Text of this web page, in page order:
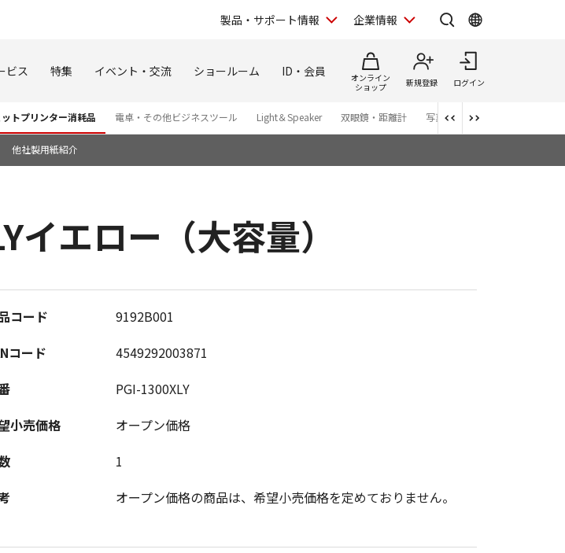
製品・サポート情報 企業情報
ビス 特集 イベント・交流 ショールーム ID・会員
オンライン
ショップ
新規登録 ログイン
トプリンター消耗品 電卓・その他ビジネスツール Light＆Speaker 双眼鏡・距離計 写真集 アプリ・ソフトウエ
他社製用紙紹介
エロー（大容量）
コード
9192B001
コード
4549292003871
PGI-1300XLY
小売価格
オープン価格
1
オープン価格の商品は、希望小売価格を定めておりません。